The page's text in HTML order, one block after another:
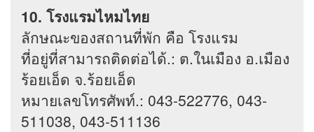
10. โรงแรมไหมไทย
ลักษณะของสถานที่พัก คือ โรงแรม
ที่อยู่ที่สามารถติดต่อได้.: ต.ในเมือง อ.เมือง
ร้อยเอ็ด จ.ร้อยเอ็ด
หมายเลขโทรศัพท์.: 043-522776, 043-
511038, 043-511136